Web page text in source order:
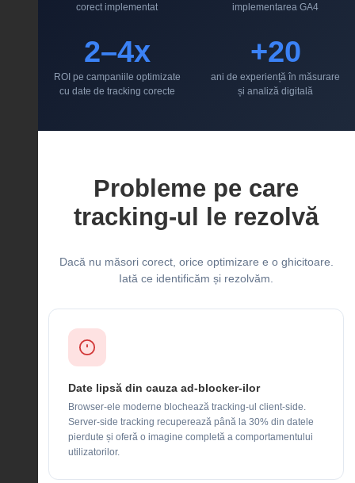
corect implementat
implementarea GA4
2–4x
ROI pe campaniile optimizate
cu date de tracking corecte
+20
ani de experiență în măsurare
și analiză digitală
Probleme pe care
tracking-ul le rezolvă
Dacă nu măsori corect, orice optimizare e o ghicitoare.
Iată ce identificăm și rezolvăm.
Date lipsă din cauza ad-blocker-ilor
Browser-ele moderne blochează tracking-ul client-side.
Server-side tracking recuperează până la 30% din datele
pierdute și oferă o imagine completă a comportamentului
utilizatorilor.